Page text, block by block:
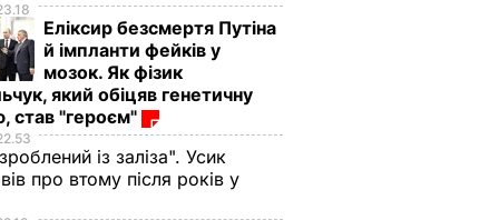
Еліксир безсмертя Путіна
й імпланти фейків у
мозок. Як фізик
який обіцяв генетичну
став "героєм"
із заліза". Усик
про втому після років у